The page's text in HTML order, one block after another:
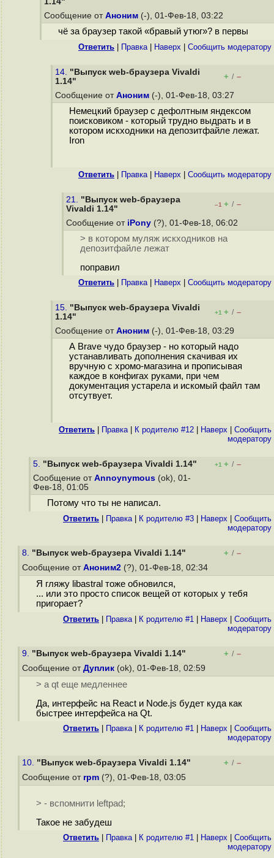
Сообщение от Аноним (-), 01-Фев-18, 03:22
чё за браузер такой «бравый утюг»? в первы
Ответить Правка| Наверх Cообщить модератору
14. "Выпуск web-браузера Vivaldi
1.14"
+ / –
Сообщение от Аноним (-), 01-Фев-18, 03:27
Немецкий браузер с дефолтным яндексом
поисковиком - который трудно выдрать и в
котором искходники на депозитфайле лежат.
Iron
Ответить Правка| Наверх Cообщить модератору
21. "Выпуск web-браузера
Vivaldi 1.14"
–1 + / –
Сообщение от iPony (?), 01-Фев-18, 06:02
> в котором муляж искходников на
депозитфайле лежат
поправил
Ответить Правка| Наверх Cообщить модератору
15. "Выпуск web-браузера Vivaldi
1.14"
+1 + / –
Сообщение от Аноним (-), 01-Фев-18, 03:29
А Brave чудо браузер - но который надо
устанавливать дополнения скачивая их
вручную с хромо-магазина и прописывая
каждое в конфигах руками, при чем
документация устарела и искомый файл там
отсутвует.
Ответить Правка| К родителю #12 Наверх
Cообщить
модератору
5. "Выпуск web-браузера Vivaldi 1.14" +1 + / –
Сообщение от Annoynymous (ok), 01-
Фев-18, 01:05
Потому что ты не написал.
Ответить Правка| К родителю #3 Наверх
Cообщить
модератору
8. "Выпуск web-браузера Vivaldi 1.14" + / –
Сообщение от Аноним2 (?), 01-Фев-18, 02:34
Я гляжу libastral тоже обновился,
... или это просто список вещей от которых у тебя
пригорает?
Ответить Правка| К родителю #1 Наверх
Cообщить
модератору
9. "Выпуск web-браузера Vivaldi 1.14" + / –
Сообщение от Дуплик (ok), 01-Фев-18, 02:59
> а qt еще медленнее
Да, интерфейс на React и Node.js будет куда как
быстрее интерфейса на Qt.
Ответить Правка| К родителю #1 Наверх
Cообщить
модератору
10. "Выпуск web-браузера Vivaldi 1.14" + / –
Сообщение от rpm (?), 01-Фев-18, 03:05
> - вспомнити leftpad;
Такое не забудеш
Ответить Правка| К родителю #1 Наверх
Cообщить
модератору